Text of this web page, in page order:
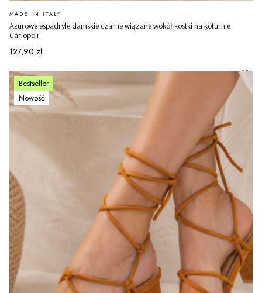
Ażurowe espadryle damskie czarne wiązane wokół kostki na koturnie
Carlopoli
PRODUCENT
MADE IN ITALY
Cena
127,90 zł
Bestseller
Nowość